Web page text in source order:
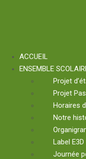
ACCUEIL
ENSEMBLE
Projet
Projet
Horaires
Notre
Label E3D
Journée